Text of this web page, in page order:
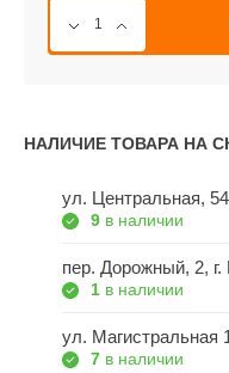
НАЛИЧИЕ ТОВАРА НА
ул. Центральная,
9 в наличии
пер. Дорожный, 2,
1 в наличии
ул. Магистральная
7 в наличии